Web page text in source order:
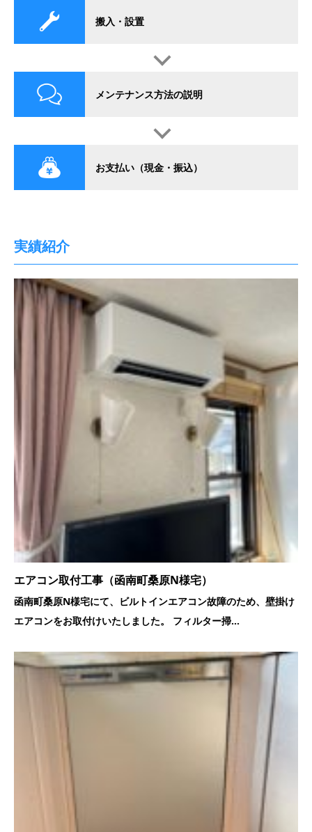
搬入・設置
メンテナンス方法の説明
お支払い（現金・振込）
実績紹介
エアコン取付工事（函南町桑原N様宅）
函南町桑原N様宅にて、ビルトインエアコン故障のため、壁掛け
エアコンをお取付けいたしました。 フィルター掃...